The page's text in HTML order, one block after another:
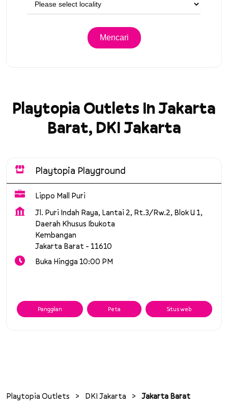
Playtopia Outlets In Jakarta
Barat, DKI Jakarta
Playtopia Playground
Lippo Mall Puri
Jl. Puri Indah Raya, Lantai 2, Rt.3/Rw.2, Blok U 1,
Daerah Khusus Ibukota
Kembangan
Jakarta Barat - 11610
Buka Hingga 10:00 PM
Panggilan Peta Situs web
Playtopia Outlets DKI Jakarta
Jakarta Barat